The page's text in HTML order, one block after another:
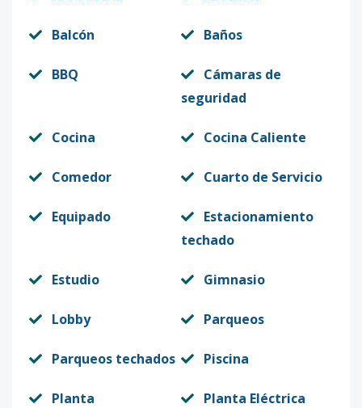
Balcón Baños
BBQ
Cámaras de
seguridad
Cocina Cocina Caliente
Comedor Cuarto de Servicio
Equipado
Estacionamiento
techado
Estudio Gimnasio
Lobby Parqueos
Parqueos techados Piscina
Planta Planta Eléctrica